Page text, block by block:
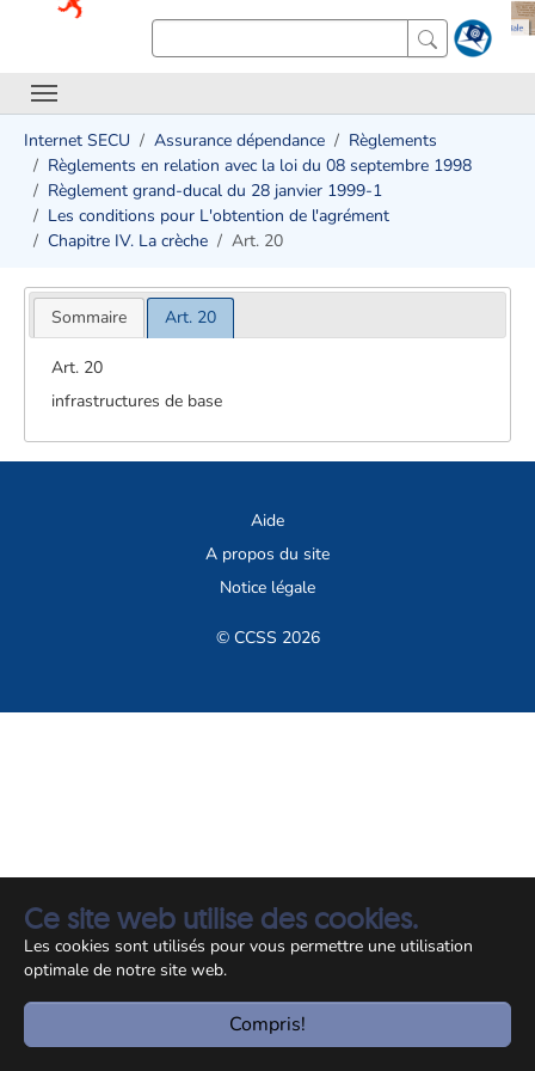
Ce site web utilise des cookies.
Les cookies sont utilisés pour vous permettre une utilisation
optimale de notre site web.
Compris!
Internet SECU Assurance dépendance
Règlements
Règlements en relation avec la loi du 08 septembre 1998
Règlement grand-ducal du 28 janvier 1999-1
Les conditions pour L'obtention de l'agrément
Chapitre IV. La crèche
Art. 20
Sommaire Art. 20
Art. 20
infrastructures de base
Aide
A propos du site
Notice légale
© CCSS 2026